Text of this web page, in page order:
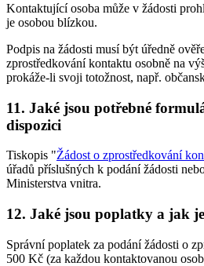
Kontaktující osoba může v žádosti
je osobou blízkou.
Podpis na žádosti musí být úředně
zprostředkování kontaktu osobně na
prokáže-li svoji totožnost, např.
11. Jaké jsou potřebné
dispozici
Tiskopis "Žádost o zprostředkování
úřadů příslušných k podání žádosti
Ministerstva vnitra.
12. Jaké jsou poplatky a jak
Správní poplatek za podání žádosti o
500 Kč (za každou kontaktovanou